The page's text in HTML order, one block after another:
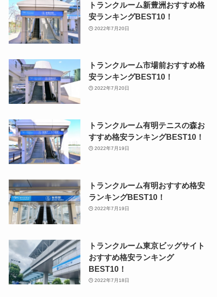
トランクルーム新豊洲おすすめ格
安ランキングBEST10！
2022年7月20日
トランクルーム市場前おすすめ格
安ランキングBEST10！
2022年7月20日
トランクルーム有明テニスの森お
すすめ格安ランキングBEST10！
2022年7月19日
トランクルーム有明おすすめ格安
ランキングBEST10！
2022年7月19日
トランクルーム東京ビッグサイト
おすすめ格安ランキング
BEST10！
2022年7月18日